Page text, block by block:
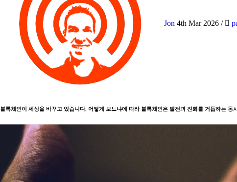
Jon 4th Mar 2026 /
블록체인이 세상을 바꾸고 있습니다. 어떻게 보느냐에 따라 블록체인은 발전과 진화를 거듭하는